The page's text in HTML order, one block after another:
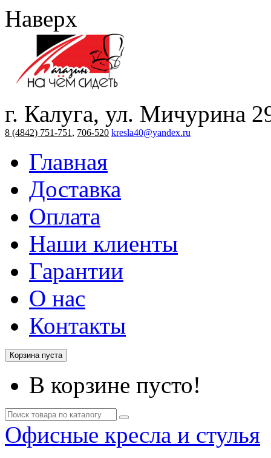
Наверх
г. Калуга, ул. Мичурина
8 (4842) 751-751 , 706-520 kresla40@yandex.ru
Главная
Доставка
Оплата
Наши клиенты
Гарантии
О нас
Контакты
Корзина пуста
В корзине пусто!
Офисные кресла и стулья